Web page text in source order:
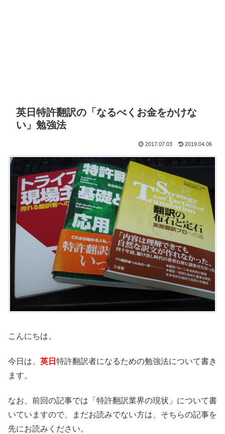
英日特許翻訳の「なるべくお金をかけな
い」勉強法
2017.07.03 2019.04.06
こんにちは。
今日は、 英日 特許翻訳者になるための勉強法について書き
ます。
なお、前回の記事では「特許翻訳業界の現状」について書
いていますので、まだお読みでない方は、そちらの記事を
先にお読みください。